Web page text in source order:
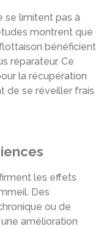
se limitent pas à
montrent que
bénéficient
réparateur. Ce
la récupération
de se réveiller frais
les effets
Des
ou de
amélioration